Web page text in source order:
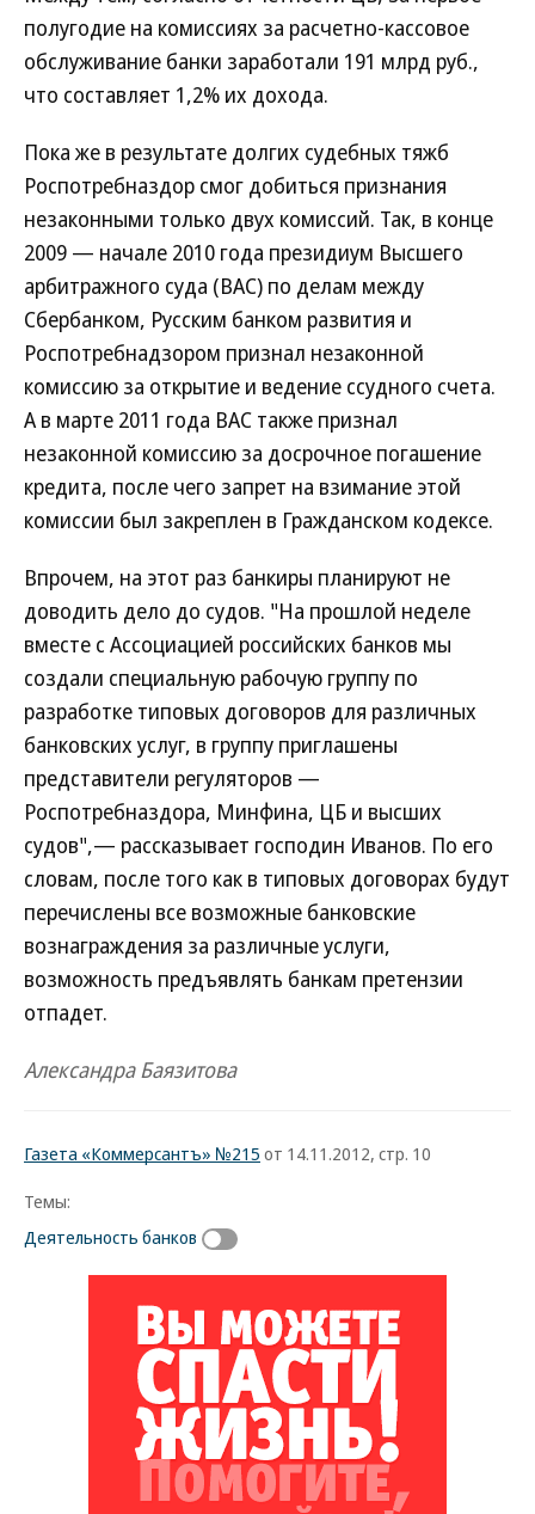
полугодие на комиссиях за расчетно-кассовое
обслуживание банки заработали 191 млрд руб.,
что составляет 1,2% их дохода.
Пока же в результате долгих судебных тяжб
Роспотребназдор смог добиться признания
незаконными только двух комиссий. Так, в конце
2009 — начале 2010 года президиум Высшего
арбитражного суда (ВАС) по делам между
Сбербанком, Русским банком развития и
Роспотребнадзором признал незаконной
комиссию за открытие и ведение ссудного счета.
А в марте 2011 года ВАС также признал
незаконной комиссию за досрочное погашение
кредита, после чего запрет на взимание этой
комиссии был закреплен в Гражданском кодексе.
Впрочем, на этот раз банкиры планируют не
доводить дело до судов. "На прошлой неделе
вместе с Ассоциацией российских банков мы
создали специальную рабочую группу по
разработке типовых договоров для различных
банковских услуг, в группу приглашены
представители регуляторов —
Роспотребназдора, Минфина, ЦБ и высших
судов",— рассказывает господин Иванов. По его
словам, после того как в типовых договорах будут
перечислены все возможные банковские
вознаграждения за различные услуги,
возможность предъявлять банкам претензии
отпадет.
Александра Баязитова
Газета «Коммерсантъ» №215 от 14.11.2012, стр. 10
Темы:
Деятельность банков